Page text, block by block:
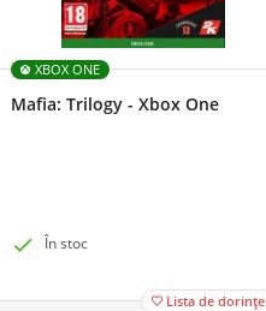
XBOX ONE
Mafia: Trilogy - Xbox One
 În stoc
 Lista de dorințe